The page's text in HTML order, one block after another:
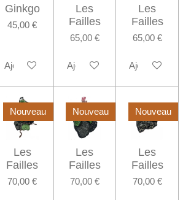
Ginkgo
45,00 €
Ajouter au panier
Les
Failles
65,00 €
Ajouter au panier
Les
Failles
65,00 €
Ajouter au
Nouveau
Les
Failles
70,00 €
Nouveau
Les
Failles
70,00 €
Nouveau
Les
Failles
70,00 €